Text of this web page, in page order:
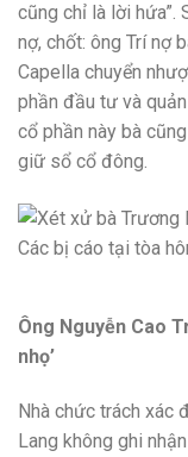
cũng chỉ là lời hứa”.
nợ, chốt: ông Trí nợ
Capella chuyển
phần đầu tư và
cổ phần này bà
giữ sổ cổ đông.
Các bị cáo tại tòa
Ông Nguyễn Cao
nhọ’
Nhà chức trách xác
Lang không ghi